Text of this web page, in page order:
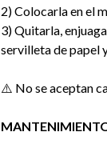
2) Colocarla en el
3) Quitarla,
servilleta de papel
⚠️ No se aceptan